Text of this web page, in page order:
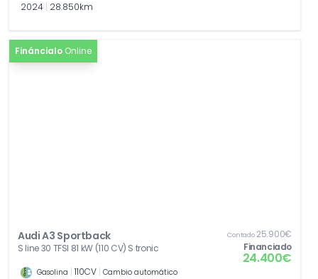
2024 28.850km
Fináncialo Online
Audi A3 Sportback
S line 30 TFSI 81 kW (110 CV) S tronic
Contado25.900€
Financiado
24.400€
Gasolina 110CV Cambio automático